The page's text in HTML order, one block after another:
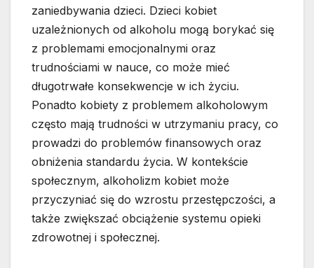
zaniedbywania dzieci. Dzieci kobiet
uzależnionych od alkoholu mogą borykać się
z problemami emocjonalnymi oraz
trudnościami w nauce, co może mieć
długotrwałe konsekwencje w ich życiu.
Ponadto kobiety z problemem alkoholowym
często mają trudności w utrzymaniu pracy, co
prowadzi do problemów finansowych oraz
obniżenia standardu życia. W kontekście
społecznym, alkoholizm kobiet może
przyczyniać się do wzrostu przestępczości, a
także zwiększać obciążenie systemu opieki
zdrowotnej i społecznej.